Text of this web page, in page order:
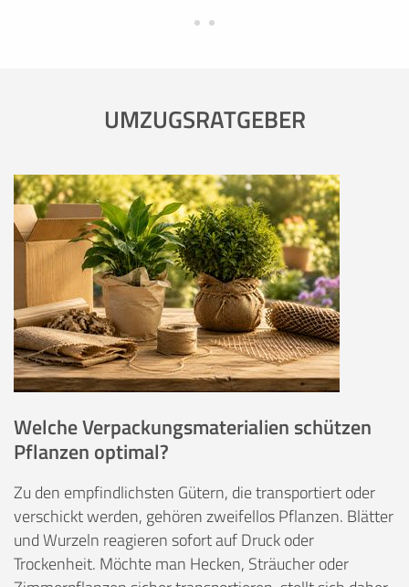
UMZUGSRATGEBER
Welche Verpackungsmaterialien schützen
Pflanzen optimal?
Zu den empfindlichsten Gütern, die transportiert oder
verschickt werden, gehören zweifellos Pflanzen. Blätter
und Wurzeln reagieren sofort auf Druck oder
Trockenheit. Möchte man Hecken, Sträucher oder